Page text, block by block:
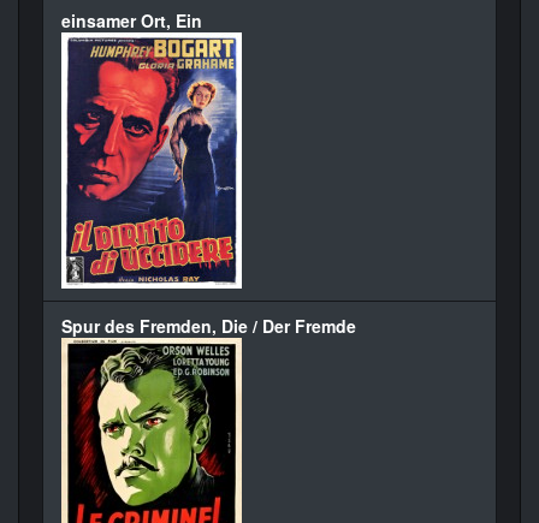
einsamer Ort, Ein
Spur des Fremden, Die / Der Fremde